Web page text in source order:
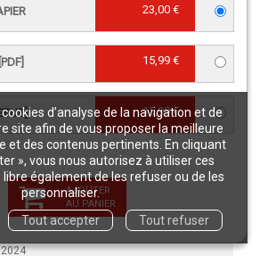
d’analyse de la navigation et de
site afin de vous proposer la meilleure
et des contenus pertinents. En cliquant
», vous nous autorisez à utiliser ces
libre également de les refuser ou de les
personnaliser.
Tout accepter Tout refuser
23,00 €
15,99 €
15,99 €
AJOUTER
AU PANIER
Animaux venimeux
Livre relié 28,50 €